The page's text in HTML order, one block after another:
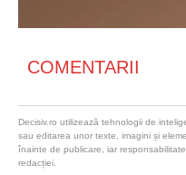
COMENTARII
Decisiv.ro utilizează tehnologii de
sau editarea unor texte, imagini și
înainte de publicare, iar
redacției.